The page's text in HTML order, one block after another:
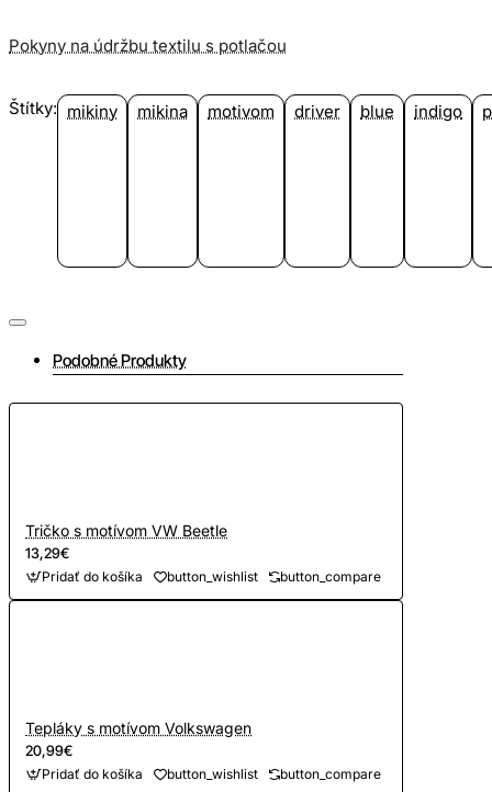
Pokyny na údržbu textilu s potlačou
Štítky: mikiny mikina motivom driver blue indigo
Podobné Produkty
Tričko s motívom VW Beetle
13,29€
Pridať do košíka button_wishlist button_compare
Tepláky s motívom Volkswagen
20,99€
Pridať do košíka button_wishlist button_compare